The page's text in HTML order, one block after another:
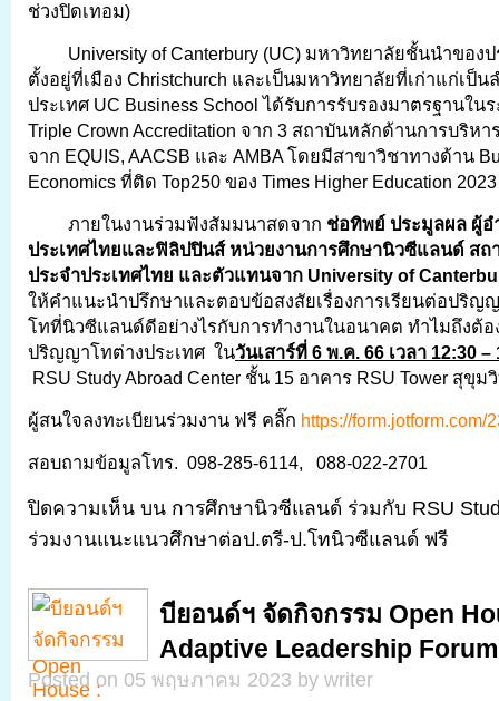
ช่วงปิดเทอม)
University of Canterbury (UC) มหาวิทยาลัยชั้นนำของ
ตั้งอยู่ที่เมือง Christchurch และเป็นมหาวิทยาลัยที่เก่าแก่เป็น
ประเทศ UC Business School ได้รับการรับรองมาตรฐานใน
Triple Crown Accreditation จาก 3 สถาบันหลักด้านการบริห
จาก EQUIS, AACSB และ AMBA โดยมีสาขาวิชาทางด้าน
Economics ที่ติด Top250 ของ Times Higher Education 2023
ภายในงานร่วมฟังสัมมนาสดจาก ช่อทิพย์ ประมูลผล ผู้อ
ประเทศไทยและฟิลิปปินส์ หน่วยงานการศึกษานิวซีแลนด์ ส
ประจำประเทศไทย และตัวแทนจาก University of
ให้คำแนะนำปรึกษาและตอบข้อสงสัยเรื่องการเรียนต่อปริ
โทที่นิวซีแลนด์ดีอย่างไรกับการทำงานในอนาคต ทำไมถึงต้อ
ปริญญาโทต่างประเทศ ในวันเสาร์ที่ 6 พ.ค. 66 เวลา 12:30 –
RSU Study Abroad Center ชั้น 15 อาคาร RSU Tower สุขุม
ผู้สนใจลงทะเบียนร่วมงาน ฟรี คลิ๊ก https://form.jotform.com/
สอบถามข้อมูลโทร. 098-285-6114, 088-022-2701
ปิดความเห็น บน การศึกษานิวซีแลนด์ ร่วมกับ RSU
ร่วมงานแนะแนวศึกษาต่อป.ตรี-ป.โทนิวซีแลนด์ ฟรี
บียอนด์ฯ จัดกิจกรรม Open
Adaptive Leadership
Posted on 05 พฤษภาคม 2023 by writer